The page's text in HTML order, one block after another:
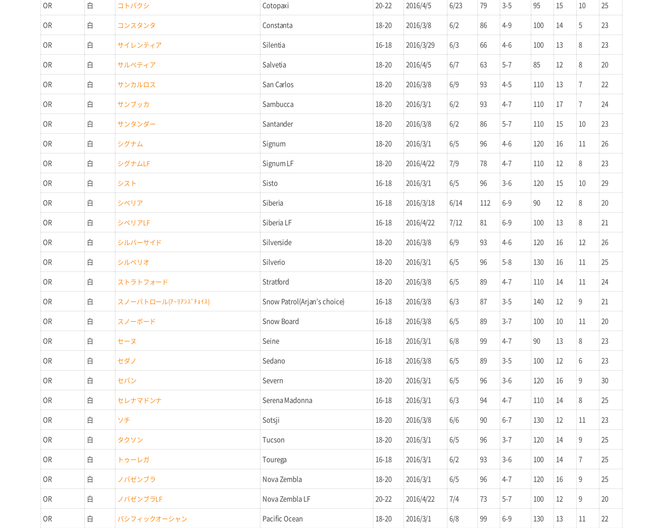
OR 白 コトパクシ Cotopaxi 20-22 2016/4/5 6/23 79 3-5 95 15 10 25
OR 白 コンスタンタ Constanta 18-20 2016/3/8 6/2 86 4-9 100 14 5 23
OR 白 サイレンティア Silentia 16-18 2016/3/29 6/3 66 4-6 100 13 8 23
OR 白 サルベティア Salvetia 18-20 2016/4/5 6/7 63 5-7 85 12 8 20
OR 白 サンカルロス San Carlos 18-20 2016/3/8 6/9 93 4-5 110 13 7 22
OR 白 サンブッカ Sambucca 18-20 2016/3/1 6/2 93 4-7 110 17 7 24
OR 白 サンタンダー Santander 18-20 2016/3/8 6/2 86 5-7 110 15 10 23
OR 白 シグナム Signum 18-20 2016/3/1 6/5 96 4-6 120 16 11 26
OR 白 シグナムLF Signum LF 18-20 2016/4/22 7/9 78 4-7 110 12 8 23
OR 白 シスト Sisto 16-18 2016/3/1 6/5 96 3-6 120 15 10 29
OR 白 シベリア Siberia 16-18 2016/3/18 6/14 112 6-9 90 12 8 20
OR 白 シベリアLF Siberia LF 16-18 2016/4/22 7/12 81 6-9 100 13 8 21
OR 白 シルバーサイド Silverside 18-20 2016/3/8 6/9 93 4-6 120 16 12 26
OR 白 シルベリオ Silverio 18-20 2016/3/1 6/5 96 5-8 130 16 11 25
OR 白 ストラトフォード Stratford 18-20 2016/3/8 6/5 89 4-7 110 14 11 24
OR 白 スノーパトロール(ｱｰﾘｱﾝｽﾞﾁｮｲｽ) Snow Patrol(Arjan’s choice) 16-18 2016/3/8 6/3 87 3-5 140 12 9 21
OR 白 スノーボード Snow Board 16-18 2016/3/8 6/5 89 3-7 100 10 11 20
OR 白 セーヌ Seine 16-18 2016/3/1 6/8 99 4-7 90 13 8 23
OR 白 セダノ Sedano 16-18 2016/3/8 6/5 89 3-5 100 12 6 23
OR 白 セバン Severn 18-20 2016/3/1 6/5 96 3-6 120 16 9 30
OR 白 セレナマドンナ Serena Madonna 16-18 2016/3/1 6/3 94 4-7 110 14 8 25
OR 白 ソチ Sotsji 18-20 2016/3/8 6/6 90 6-7 130 12 11 23
OR 白 タクソン Tucson 18-20 2016/3/1 6/5 96 3-7 120 14 9 25
OR 白 トゥーレガ Tourega 16-18 2016/3/1 6/2 93 3-6 100 14 7 25
OR 白 ノバゼンブラ Nova Zembla 18-20 2016/3/1 6/5 96 4-7 120 16 9 25
OR 白 ノバゼンブラLF Nova Zembla LF 20-22 2016/4/22 7/4 73 5-7 100 12 9 20
OR 白 パシフィックオーシャン Pacific Ocean 18-20 2016/3/1 6/8 99 6-9 130 13 11 22